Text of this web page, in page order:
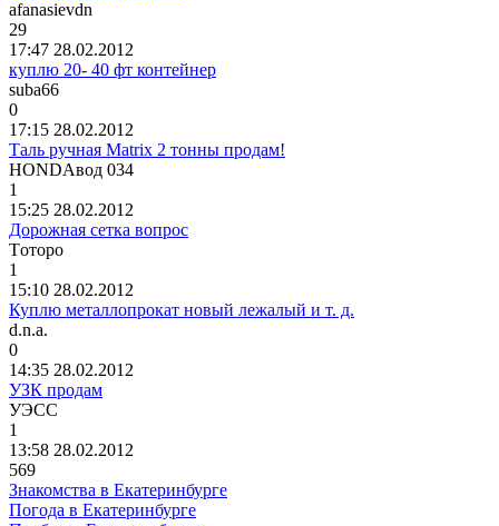
afanasievdn
29
17:47 28.02.2012
куплю 20- 40 фт контейнер
suba66
0
17:15 28.02.2012
Таль ручная Matrix 2 тонны продам!
HONDAвод 034
1
15:25 28.02.2012
Дорожная сетка вопрос
Tоторо
1
15:10 28.02.2012
Куплю металлопрокат новый лежалый и т. д.
d.n.a.
0
14:35 28.02.2012
УЗК продам
УЭСС
1
13:58 28.02.2012
569
Знакомства в Екатеринбурге
Погода в Екатеринбурге